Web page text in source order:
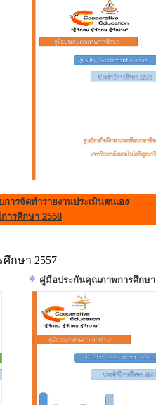
ารจัดทำรายงานประเมินตนเอง
ารศึกษา 2558
ศึกษา 2557
คู่มือประกันคุณภาพการศึกษา